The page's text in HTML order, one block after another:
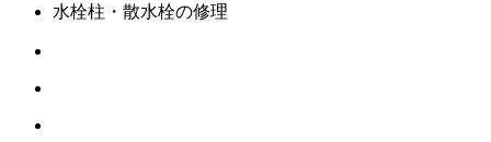
水栓柱・散水栓の修理